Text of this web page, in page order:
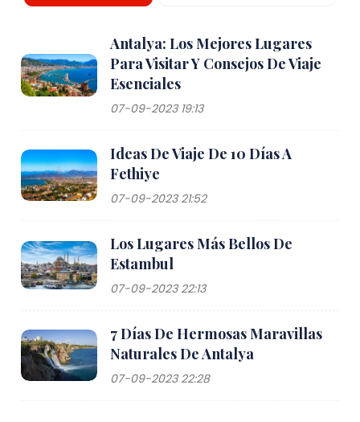
Antalya: Los Mejores Lugares
Para Visitar Y Consejos De Viaje
Esenciales
07-09-2023 19:13
Ideas De Viaje De 10 Días A
Fethiye
07-09-2023 21:52
Los Lugares Más Bellos De
Estambul
07-09-2023 22:13
7 Días De Hermosas Maravillas
Naturales De Antalya
07-09-2023 22:28